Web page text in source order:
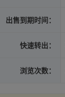
出售到期时间：
快速转出：
浏览次数：